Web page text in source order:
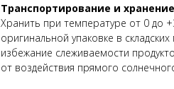
Транспортирование и хранение
Хранить при температуре от 0 до
оригинальной упаковке в
избежание слеживаемости
от воздействия прямого